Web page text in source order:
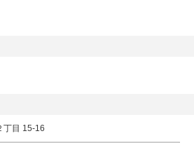
丁目 15-16